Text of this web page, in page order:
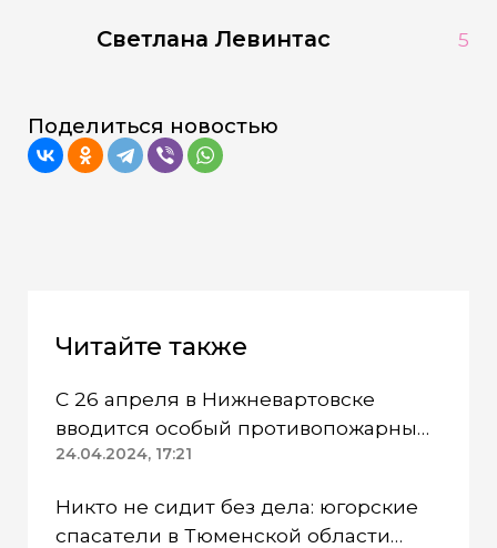
Светлана Левинтас 5
Поделиться новостью
Читайте также
С 26 апреля в Нижневартовске
вводится особый противопожарный
режим
24.04.2024, 17:21
Никто не сидит без дела: югорские
спасатели в Тюменской области